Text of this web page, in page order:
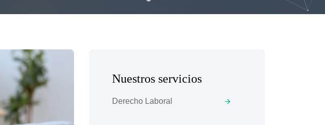
DERECHO MIGRATORIO
ASESORÍA EN DERECHO MINERONuestros servicios
Derecho Laboral